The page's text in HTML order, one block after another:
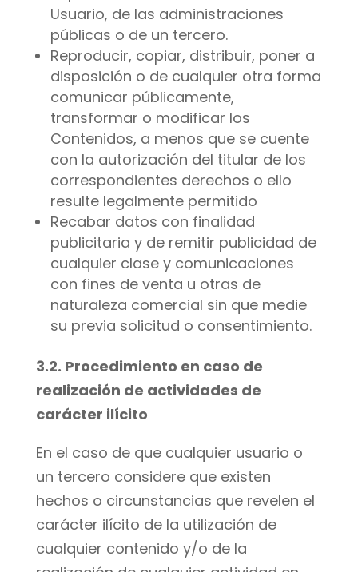
Usuario, de las administraciones
públicas o de un tercero.
Reproducir, copiar, distribuir, poner a
disposición o de cualquier otra forma
comunicar públicamente,
transformar o modificar los
Contenidos, a menos que se cuente
con la autorización del titular de los
correspondientes derechos o ello
resulte legalmente permitido
Recabar datos con finalidad
publicitaria y de remitir publicidad de
cualquier clase y comunicaciones
con fines de venta u otras de
naturaleza comercial sin que medie
su previa solicitud o consentimiento.
3.2. Procedimiento en caso de
realización de actividades de
carácter ilícito
En el caso de que cualquier usuario o
un tercero considere que existen
hechos o circunstancias que revelen el
carácter ilícito de la utilización de
cualquier contenido y/o de la